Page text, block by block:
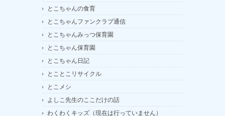
とこちゃんの食育
とこちゃんファンクラブ通信
とこちゃんみっつ保育園
とこちゃん保育園
とこちゃん日記
とことこリサイクル
とこメシ
よしこ先生のここだけの話
わくわくキッズ（現在は行っていません）